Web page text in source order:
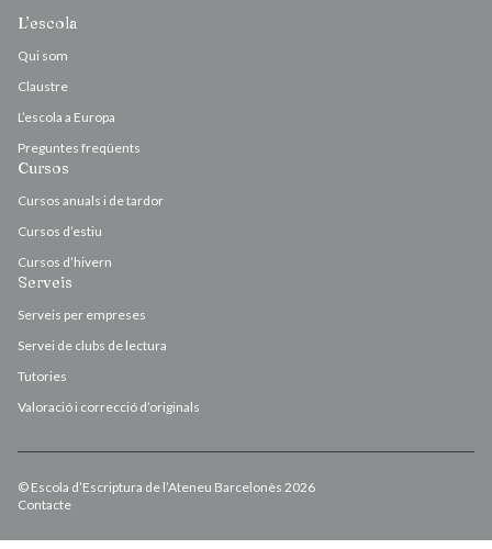
L’escola
Qui som
Claustre
L’escola a Europa
Preguntes freqüents
Cursos
Cursos anuals i de tardor
Cursos d’estiu
Cursos d’hivern
Serveis
Serveis per empreses
Servei de clubs de lectura
Tutories
Valoració i correcció d’originals
© Escola d’Escriptura de l’Ateneu Barcelonès 2026
Contacte